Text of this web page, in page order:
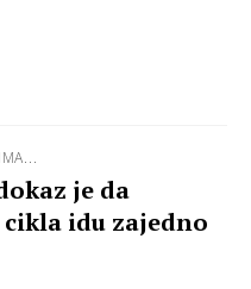
je da
idu zajedno